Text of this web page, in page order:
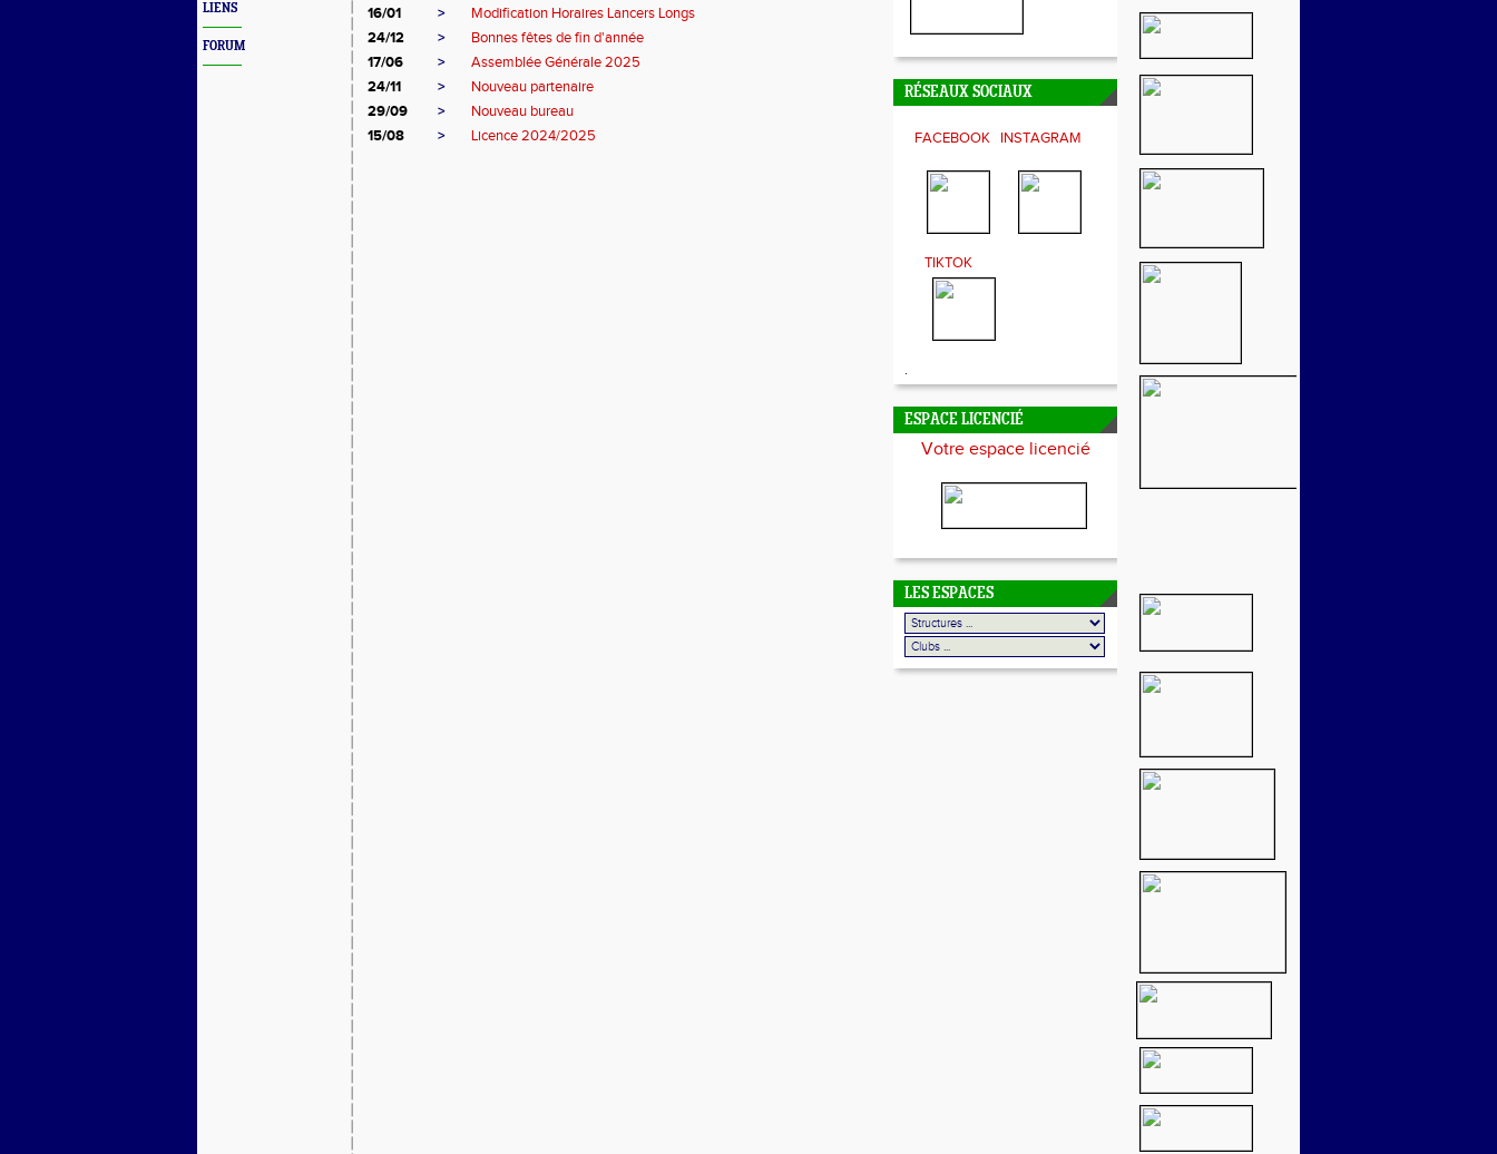
LIENS
FORUM
16/01
>
Modification Horaires Lancers Longs
24/12
>
Bonnes fêtes de fin d'année
17/06
>
Assemblée Générale 2025
24/11
>
Nouveau partenaire
29/09
>
Nouveau bureau
15/08
> Licence 2024/2025
RÉSEAUX SOCIAUX
FACEBOOK INSTAGRAM
TIKTOK
.
ESPACE LICENCIÉ
Votre espace licencié
LES ESPACES